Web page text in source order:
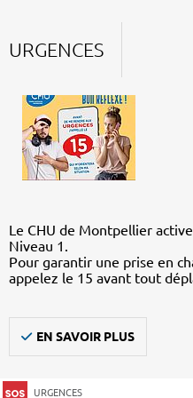
URGENCES
Le CHU de Montpellier
Niveau 1.
Pour garantir une prise en
appelez le 15 avant tout
EN SAVOIR PLUS
URGENCES